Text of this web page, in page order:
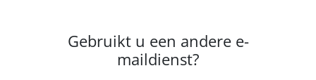
Gebruikt u een andere e-
maildienst?